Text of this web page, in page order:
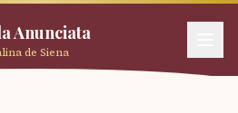
Anunciata
de Siena